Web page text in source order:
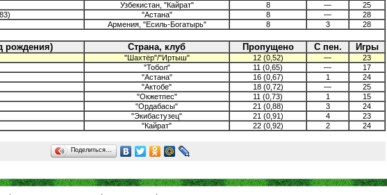
Узбекистан, "Кайрат" 8 —
25
"Астана" 8 —
28
Армения, "Есиль-Богатырь" 8 3 28
рождения) Страна, клуб Пропущено С пен. Игры
"Шахтёр"/"Иртыш" 12 (0,52) —
23
"Тобол" 11 (0,65) —
17
"Астана" 16 (0,67) 1
24
"Актобе" 18 (0,72) —
25
"Окжетпес" 11 (0,73) 1
15
"Ордабасы" 21 (0,88) 3
24
"Экибастузец" 21 (0,91) 4
23
"Кайрат" 22 (0,92) 2 24
Поделиться…